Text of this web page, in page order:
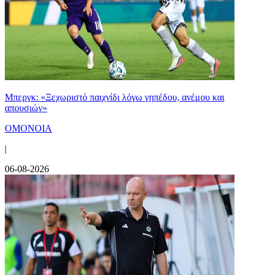
Μπεργκ: «Ξεχωριστό παιχνίδι λόγω γηπέδου, ανέμου και
απουσιών»
ΟΜΟΝΟΙΑ
|
06-08-2026